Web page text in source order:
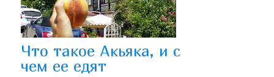
Что такое Акьяка, и с
чем ее едят